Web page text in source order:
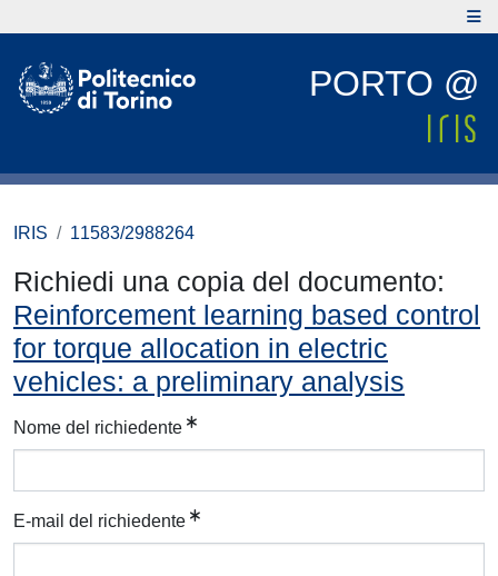
PORTO @
IRIS 11583/2988264
Richiedi una copia del documento:
Reinforcement learning based control
for torque allocation in electric
vehicles: a preliminary analysis
Nome del richiedente
E-mail del richiedente